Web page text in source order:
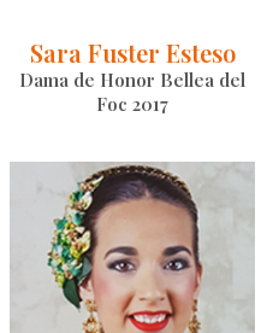
Sara Fuster Esteso
Dama de Honor Bellea del
Foc 2017